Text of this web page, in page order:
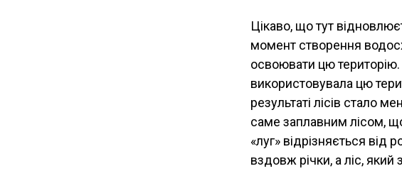
Цікаво, що тут
момент створення
освоювати цю
використовувала цю
результаті лісів стало
саме заплавним лісом,
«луг» відрізняється від
вздовж річки, а ліс, який